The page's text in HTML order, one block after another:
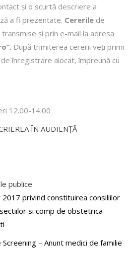
şi o scurtă descriere a
a fi prezentate. Cererile de
şi prin e-mail la adresa
După trimiterea cererii veţi primi
înregistrare alocat, împreună cu
12.00-14.00
ÎN AUDIENŢĂ
publice
privind constituirea consiliilor
si comp de obstetrica-
– Anunt medici de familie